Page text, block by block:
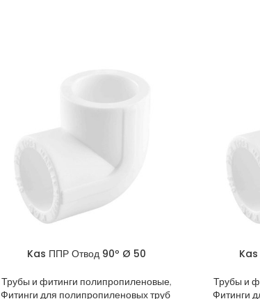
Kas ППР Отвод 90º Ø 50
Трубы и фитинги полипропиленовые,
Фитинги для полипропиленовых труб
Трубы и
Фитинги